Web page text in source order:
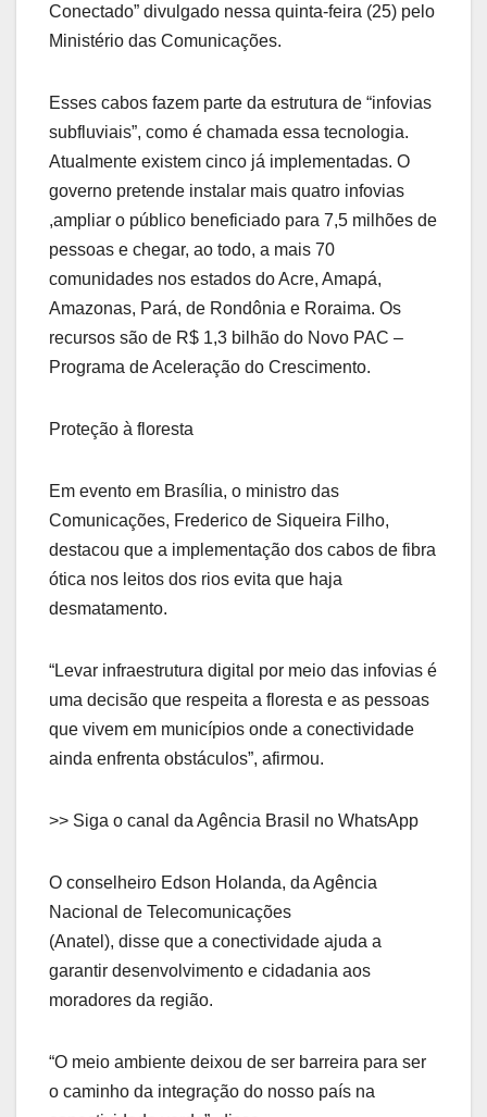
Conectado” divulgado nessa quinta-feira (25) pelo
Ministério das Comunicações.
Esses cabos fazem parte da estrutura de “infovias
subfluviais”, como é chamada essa tecnologia.
Atualmente existem cinco já implementadas. O
governo pretende instalar mais quatro infovias
,ampliar o público beneficiado para 7,5 milhões de
pessoas e chegar, ao todo, a mais 70
comunidades nos estados do Acre, Amapá,
Amazonas, Pará, de Rondônia e Roraima. Os
recursos são de R$ 1,3 bilhão do Novo PAC –
Programa de Aceleração do Crescimento.
Proteção à floresta
Em evento em Brasília, o ministro das
Comunicações, Frederico de Siqueira Filho,
destacou que a implementação dos cabos de fibra
ótica nos leitos dos rios evita que haja
desmatamento.
“Levar infraestrutura digital por meio das infovias é
uma decisão que respeita a floresta e as pessoas
que vivem em municípios onde a conectividade
ainda enfrenta obstáculos”, afirmou.
>> Siga o canal da Agência Brasil no WhatsApp
O conselheiro Edson Holanda, da Agência
Nacional de Telecomunicações
(Anatel), disse que a conectividade ajuda a
garantir desenvolvimento e cidadania aos
moradores da região.
“O meio ambiente deixou de ser barreira para ser
o caminho da integração do nosso país na